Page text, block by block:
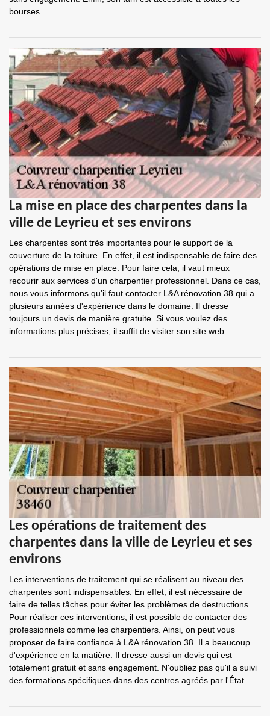
bourses.
La mise en place des charpentes dans la
ville de Leyrieu et ses environs
Les charpentes sont très importantes pour le support de la
couverture de la toiture. En effet, il est indispensable de faire des
opérations de mise en place. Pour faire cela, il vaut mieux
recourir aux services d'un charpentier professionnel. Dans ce cas,
nous vous informons qu'il faut contacter L&A rénovation 38 qui a
plusieurs années d'expérience dans le domaine. Il dresse
toujours un devis de manière gratuite. Si vous voulez des
informations plus précises, il suffit de visiter son site web.
Les opérations de traitement des
charpentes dans la ville de Leyrieu et ses
environs
Les interventions de traitement qui se réalisent au niveau des
charpentes sont indispensables. En effet, il est nécessaire de
faire de telles tâches pour éviter les problèmes de destructions.
Pour réaliser ces interventions, il est possible de contacter des
professionnels comme les charpentiers. Ainsi, on peut vous
proposer de faire confiance à L&A rénovation 38. Il a beaucoup
d'expérience en la matière. Il dresse aussi un devis qui est
totalement gratuit et sans engagement. N'oubliez pas qu'il a suivi
des formations spécifiques dans des centres agréés par l'État.